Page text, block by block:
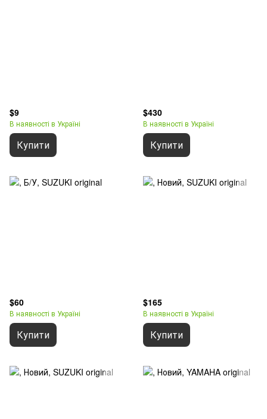
$9
В наявності в Україні
Купити
$430
В наявності в Україні
Купити
$60
В наявності в Україні
Купити
$165
В наявності в Україні
Купити